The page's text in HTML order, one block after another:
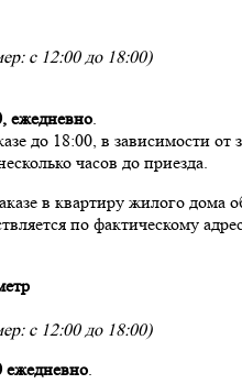
с 12:00 до 18:00)
ежедневно.
до 18:00, в зависимости
часов до приезда.
в квартиру жилого
по фактическому
с 12:00 до 18:00)
ежедневно.